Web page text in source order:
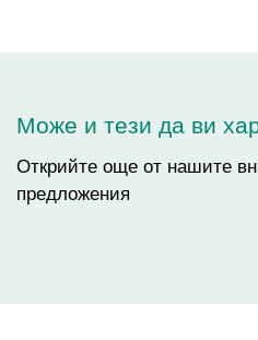
Може и тези да ви
Открийте още от нашите
предложения